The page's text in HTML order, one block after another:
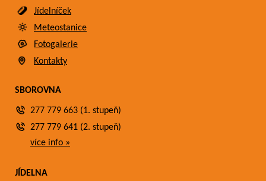
Jídelníček
Meteostanice
Fotogalerie
Kontakty
SBOROVNA
277 779 663 (1. stupeň)
277 779 641 (2. stupeň)
více info »
JÍDELNA